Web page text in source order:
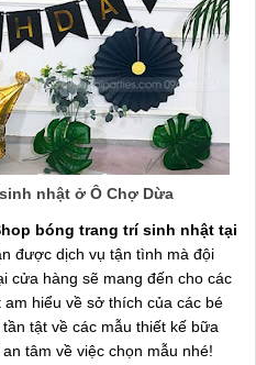
nhật ở Ô Chợ Dừa
bóng trang trí sinh nhật tại
được dịch vụ tận tình mà đội
cửa hàng sẽ mang đến cho các
hiểu về sở thích của các bé
tật về các mẫu thiết kế bữa
tâm về việc chọn mẫu nhé!